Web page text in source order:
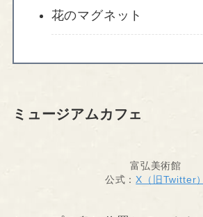
花のマグネット
ミュージアムカフェ
富弘美術館
公式： X（旧Twitter）